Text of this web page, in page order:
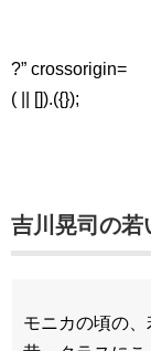
?” crossorigin=
( || []).({});
吉川晃司の若
モニカの頃の、